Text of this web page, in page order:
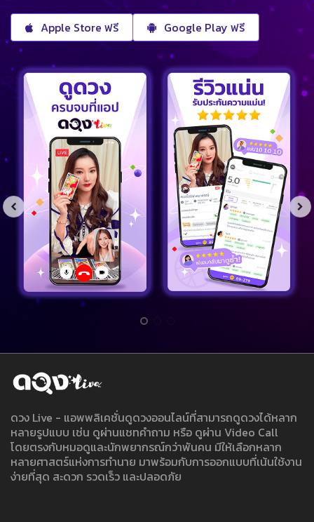
Apple Store ฟรี Google Play ฟรี
ดวง Live - แอพพลิเคชั่นดูดวงออนไลน์ที่สามารถดูดวงได้หลาก
หลายรูปแบบ เช่น ดูผ่านแชทคำถาม หรือ ดูผ่าน Video Call
โดยตรงกับหมอดูและนักพยากรณ์กว่าพันคน มีให้เลือกหลาก
หลายศาสตร์แห่งการทำนาย มาพร้อมกับการออกแบบที่เน้นใช้งาน
ง่ายที่สุด สะดวก รวดเร็ว และปลอดภัย